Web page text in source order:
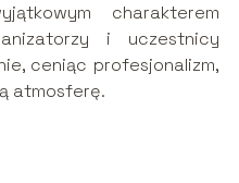
charakterem
i uczestnicy
ceniąc profesjonalizm,
atmosferę.